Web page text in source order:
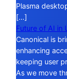
Plasma
[…]
Future of AI in
Canonical is
enhancing
keeping user
As we move